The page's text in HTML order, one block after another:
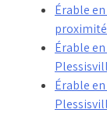
Érable
proximité
Érable
Érable